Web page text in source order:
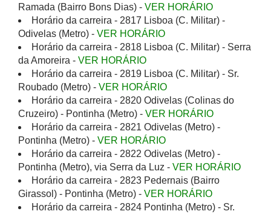
Ramada (Bairro Bons Dias) - VER HORÁRIO
Horário da carreira - 2817 Lisboa (C. Militar) -
Odivelas (Metro) - VER HORÁRIO
Horário da carreira - 2818 Lisboa (C. Militar) - Serra
da Amoreira - VER HORÁRIO
Horário da carreira - 2819 Lisboa (C. Militar) - Sr.
Roubado (Metro) - VER HORÁRIO
Horário da carreira - 2820 Odivelas (Colinas do
Cruzeiro) - Pontinha (Metro) - VER HORÁRIO
Horário da carreira - 2821 Odivelas (Metro) -
Pontinha (Metro) - VER HORÁRIO
Horário da carreira - 2822 Odivelas (Metro) -
Pontinha (Metro), via Serra da Luz - VER HORÁRIO
Horário da carreira - 2823 Pedernais (Bairro
Girassol) - Pontinha (Metro) - VER HORÁRIO
Horário da carreira - 2824 Pontinha (Metro) - Sr.